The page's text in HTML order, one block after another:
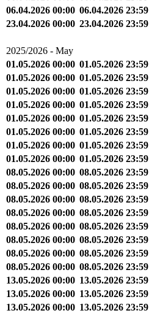
06.04.2026 00:00 06.04.2026 23:59
23.04.2026 00:00 23.04.2026 23:59
2025/2026 - May
01.05.2026 00:00 01.05.2026 23:59
01.05.2026 00:00 01.05.2026 23:59
01.05.2026 00:00 01.05.2026 23:59
01.05.2026 00:00 01.05.2026 23:59
01.05.2026 00:00 01.05.2026 23:59
01.05.2026 00:00 01.05.2026 23:59
01.05.2026 00:00 01.05.2026 23:59
01.05.2026 00:00 01.05.2026 23:59
08.05.2026 00:00 08.05.2026 23:59
08.05.2026 00:00 08.05.2026 23:59
08.05.2026 00:00 08.05.2026 23:59
08.05.2026 00:00 08.05.2026 23:59
08.05.2026 00:00 08.05.2026 23:59
08.05.2026 00:00 08.05.2026 23:59
08.05.2026 00:00 08.05.2026 23:59
08.05.2026 00:00 08.05.2026 23:59
13.05.2026 00:00 13.05.2026 23:59
13.05.2026 00:00 13.05.2026 23:59
13.05.2026 00:00 13.05.2026 23:59